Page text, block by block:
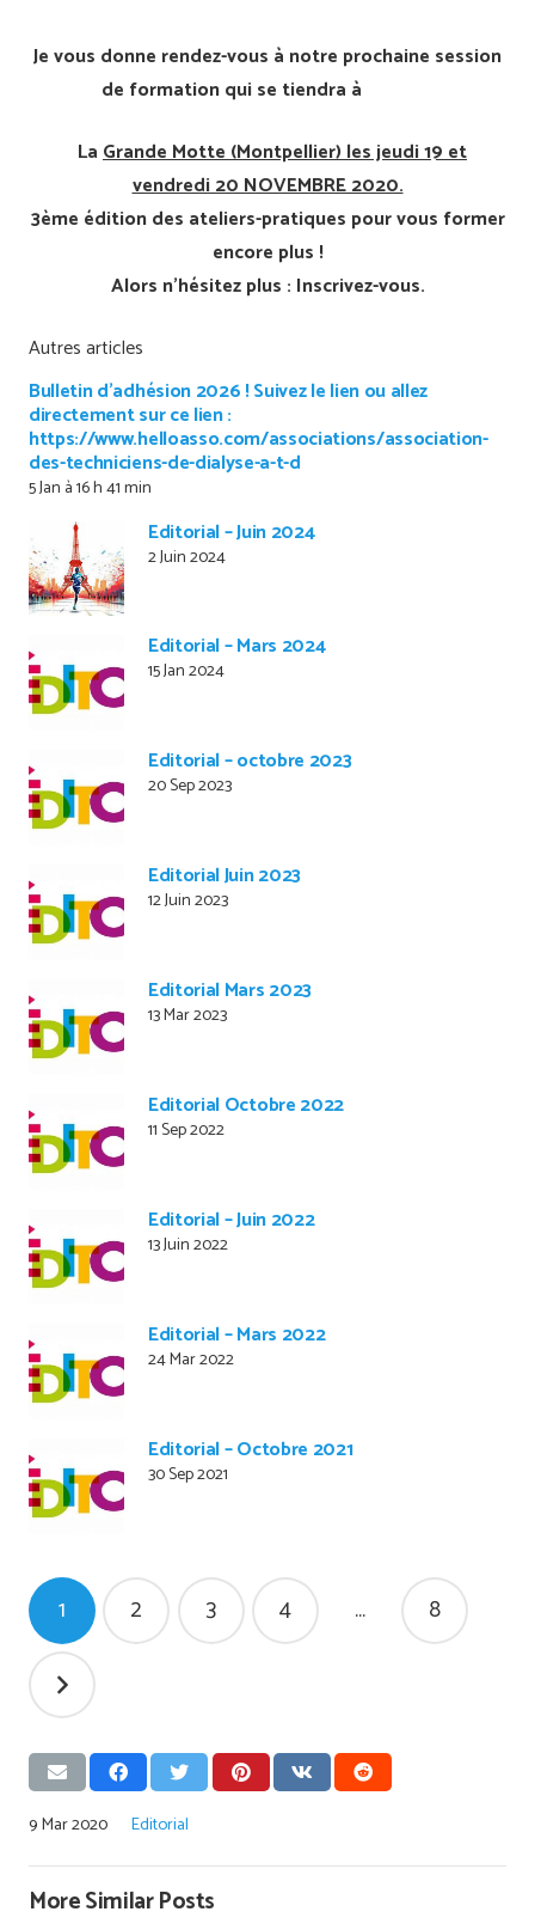
Je vous donne rendez-vous à notre prochaine session
de formation qui se tiendra à
LaGrande Motte (Montpellier) les jeudi 19 et
vendredi 20 NOVEMBRE 2020.
3ème édition des ateliers-pratiques pour vous former
encore plus !
Alors n’hésitez plus : Inscrivez-vous.
Autres articles
Bulletin d’adhésion 2026 ! Suivez le lien ou allez
directement sur ce lien :
https://www.helloasso.com/associations/association-
des-techniciens-de-dialyse-a-t-d
5 Jan à 16 h 41 min
Editorial – Juin 2024
2 Juin 2024
Editorial – Mars 2024
15 Jan 2024
Editorial – octobre 2023
20 Sep 2023
Editorial Juin 2023
12 Juin 2023
Editorial Mars 2023
13 Mar 2023
Editorial Octobre 2022
11 Sep 2022
Editorial – Juin 2022
13 Juin 2022
Editorial – Mars 2022
24 Mar 2022
Editorial – Octobre 2021
30 Sep 2021
Pagination
des
publications
1 2 3 4 … 8
9 Mar 2020 Editorial
More Similar Posts